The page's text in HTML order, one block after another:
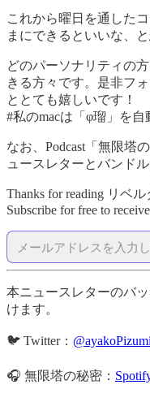
これから曜日を通した
まにできるといいな、
どのパーソナリティの
きる方々です。是非フ
ととても嬉しいです！
#私のmacは「φ瑠」を
なお、Podcast「無限塔
ュースレターとバンド
Thanks for reading リベ
Subscribe for free to
本ニュースレターのバ
けます。
🐦 Twitter： @ayakoPizumi
🎧 無限塔の秘密：